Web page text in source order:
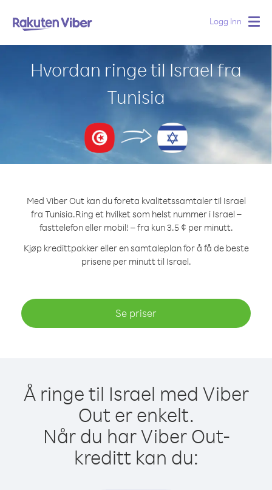
Logg Inn
Hvordan ringe til Israel fra
Tunisia
Med Viber Out kan du foreta kvalitetssamtaler til Israel
fra Tunisia.Ring et hvilket som helst nummer i Israel –
fasttelefon eller mobil! – fra kun 3.5 ¢ per minutt.
Kjøp kredittpakker eller en samtaleplan for å få de beste
prisene per minutt til Israel.
Se priser
Å ringe til Israel med Viber
Out er enkelt.
Når du har Viber Out-
kreditt kan du: